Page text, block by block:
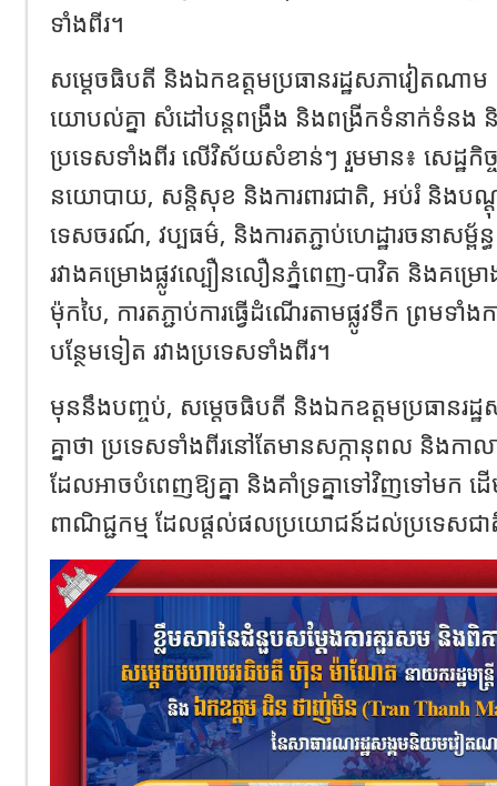
ទាំងពីរ។
សម្ដេចធិបតី និងឯកឧត្តមប្រធានរដ្ឋសភាវៀតណាម
យោបល់គ្នា សំដៅបន្តពង្រឹង និងពង្រីកទំនាក់ទំនង និ
ប្រទេសទាំងពីរ លើវិស័យសំខាន់ៗ រួមមាន៖ សេដ្ឋកិ
នយោបាយ, សន្តិសុខ និងការពារជាតិ, អប់រំ និងបណ្ដុ
ទេសចរណ៍, វប្បធម៌, និងការតភ្ជាប់ហេដ្ឋារចនាសម្
រវាងគម្រោងផ្លូវល្បឿនលឿនភ្នំពេញ-បាវិត និងគ
ម៉ុកបៃ, ការតភ្ជាប់ការធ្វើដំណើរតាមផ្លូវទឹក ព្រមទាំ
បន្ថែមទៀត រវាងប្រទេសទាំងពីរ។
មុននឹងបញ្ចប់, សម្តេចធិបតី និងឯកឧត្តមប្រធានរដ្
គ្នាថា ប្រទេសទាំងពីរនៅតែមានសក្កានុពល និងកាល
ដែលអាចបំពេញឱ្យគ្នា និងគាំទ្រគ្នាទៅវិញទៅមក ដើ
ពាណិជ្ជកម្ម ដែលផ្តល់ផលប្រយោជន៍ដល់ប្រទេសជា